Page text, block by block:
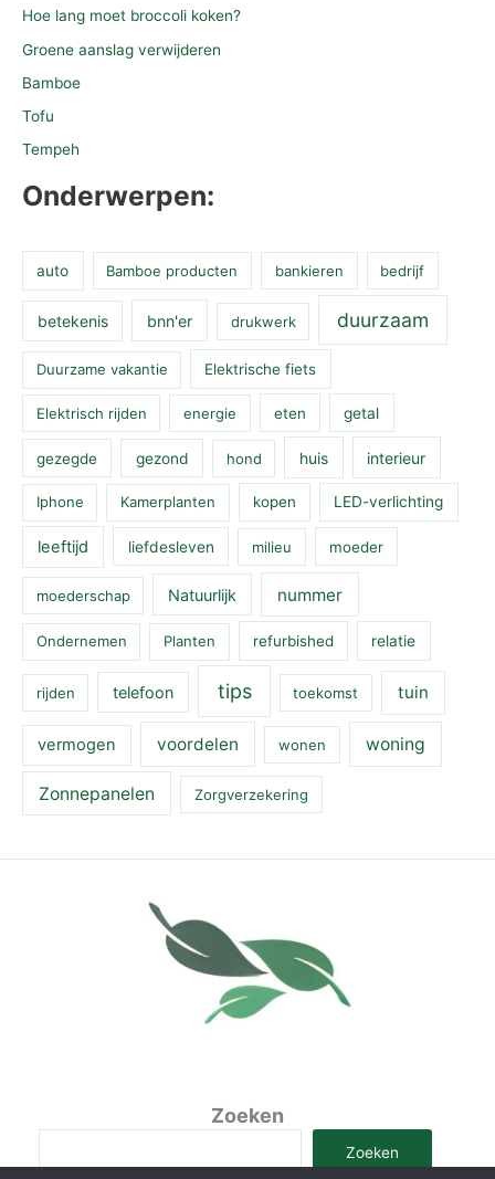
Hoe lang moet broccoli koken?
Groene aanslag verwijderen
Bamboe
Tofu
Tempeh
Onderwerpen:
auto Bamboe producten bankieren bedrijf
betekenis bnn'er drukwerk duurzaam
Duurzame vakantie Elektrische fiets
Elektrisch rijden energie eten getal
gezegde gezond hond huis interieur
Iphone Kamerplanten kopen LED-verlichting
leeftijd liefdesleven milieu moeder
moederschap Natuurlijk nummer
Ondernemen Planten refurbished relatie
rijden telefoon tips toekomst tuin
vermogen voordelen wonen woning
Zonnepanelen Zorgverzekering
Zoeken
Zoeken